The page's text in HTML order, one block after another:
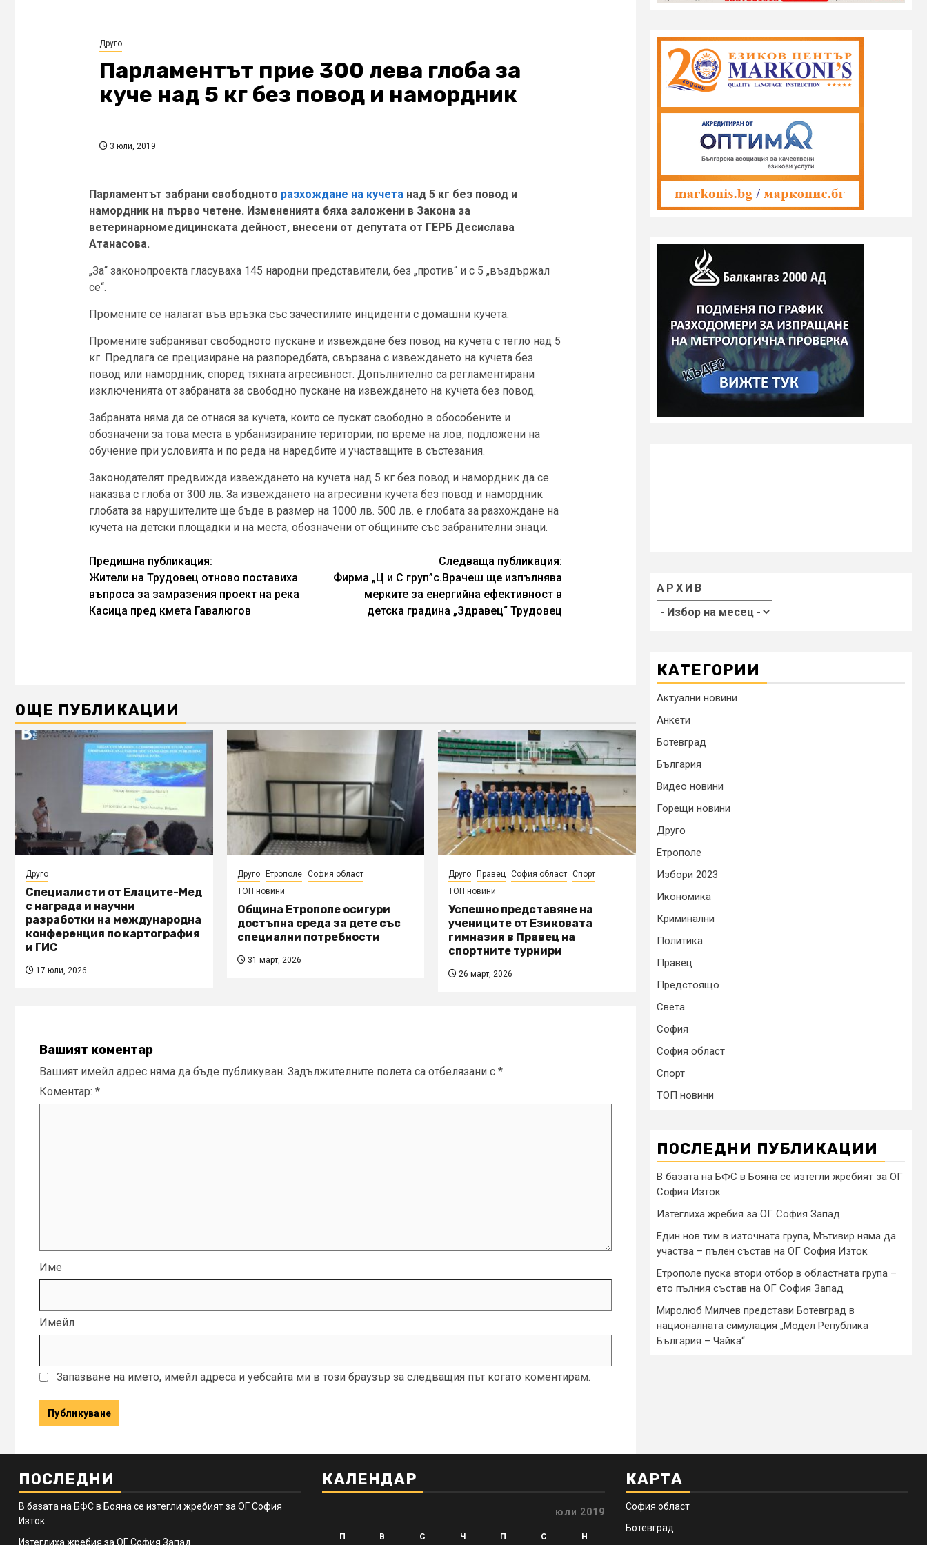
Друго
Парламентът прие 300 лева глоба за
куче над 5 кг без повод и намордник
3 юли, 2019
Парламентът забрани свободното разхождане на кучета над 5 кг без повод и
намордник на първо четене. Измененията бяха заложени в Закона за
ветеринарномедицинската дейност, внесени от депутата от ГЕРБ Десислава
Атанасова.
„За“ законопроекта гласуваха 145 народни представители, без „против“ и с 5 „въздържал
се“.
Промените се налагат във връзка със зачестилите инциденти с домашни кучета.
Промените забраняват свободното пускане и извеждане без повод на кучета с тегло над 5
кг. Предлага се прецизиране на разпоредбата, свързана с извеждането на кучета без
повод или намордник, според тяхната агресивност. Допълнително са регламентирани
изключенията от забраната за свободно пускане на извеждането на кучета без повод.
Забраната няма да се отнася за кучета, които се пускат свободно в обособените и
обозначени за това места в урбанизираните територии, по време на лов, подложени на
обучение при условията и по реда на наредбите и участващите в състезания.
Законодателят предвижда извеждането на кучета над 5 кг без повод и намордник да се
наказва с глоба от 300 лв. За извеждането на агресивни кучета без повод и намордник
глобата за нарушителите ще бъде в размер на 1000 лв. 500 лв. е глобата за разхождане на
кучета на детски площадки и на места, обозначени от общините със забранителни знаци.
Continue
Reading
Предишна публикация:
Жители на Трудовец отново поставиха
въпроса за замразения проект на рeка
Касица пред кмета Гавалюгов
Следваща публикация:
Фирма „Ц и С груп”с.Врачеш ще изпълнява
мерките за енергийна ефективност в
детска градина „Здравец“ Трудовец
ОЩЕ ПУБЛИКАЦИИ
Друго
Специалисти от Елаците-Мед
с награда и научни
разработки на международна
конференция по картография
и ГИС
17 юли, 2026
Друго Етрополе София област
ТОП новини
Община Етрополе осигури
достъпна среда за дете със
специални потребности
31 март, 2026
Друго Правец София област Спорт
ТОП новини
Успешно представяне на
учениците от Езиковата
гимназия в Правец на
спортните турнири
26 март, 2026
Вашият коментар
Вашият имейл адрес няма да бъде публикуван. Задължителните полета са отбелязани с *
Коментар: *
Име
Имейл
Запазване на името, имейл адреса и уебсайта ми в този браузър за следващия път когато коментирам.
АРХИВ
КАТЕГОРИИ
Актуални новини
Анкети
Ботевград
България
Видео новини
Горещи новини
Друго
Етрополе
Избори 2023
Икономика
Криминални
Политика
Правец
Предстоящо
Света
София
София област
Спорт
ТОП новини
ПОСЛЕДНИ ПУБЛИКАЦИИ
В базата на БФС в Бояна се изтегли жребият за ОГ
София Изток
Изтеглиха жребия за ОГ София Запад
Един нов тим в източната група, Мътивир няма да
участва – пълен състав на ОГ София Изток
Етрополе пуска втори отбор в областната група –
ето пълния състав на ОГ София Запад
Миролюб Милчев представи Ботевград в
националната симулация „Модел Република
България – Чайка“
ПОСЛЕДНИ
В базата на БФС в Бояна се изтегли жребият за ОГ София
Изток
Изтеглиха жребия за ОГ София Запад
КАЛЕНДАР
юли 2019
П В С Ч П С Н
КАРТА
София област
Ботевград